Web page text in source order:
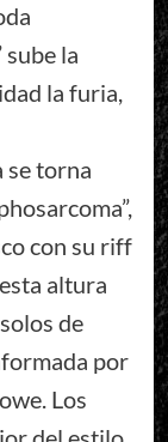
la
la furia,
se torna
con su riff
altura
de
por
Los